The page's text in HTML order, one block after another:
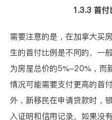
1.3.3 首
需要注意的是，在加拿大买
生的首付比例是不同的。一
为房屋总价的5%-20%，而
情况可能需要支付更高的首
外，新移民在申请贷款时，
入证明和信用记录。如果没